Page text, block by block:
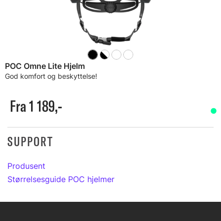
POC Omne Lite Hjelm
God komfort og beskyttelse!
Fra 1 189,-
SUPPORT
Produsent
Størrelsesguide POC hjelmer